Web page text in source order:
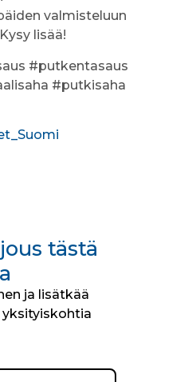
valmisteluun
lisää!
#putkentasaus
#putkisaha
tästä
ja lisätkää